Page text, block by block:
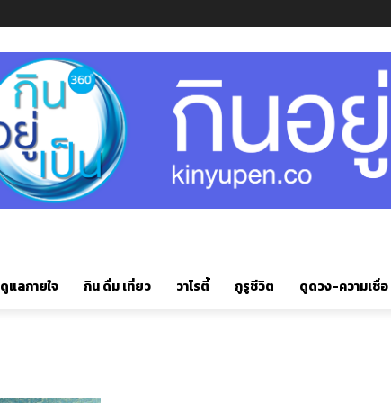
ดูแลกายใจ กิน ดื่ม เที่ยว วาไรตี้ กูรูชีวิต ดูดวง-ความเชื่อ